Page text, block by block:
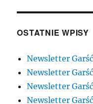
OSTATNIE WPISY
Newsletter
Newsletter
Newsletter
Newsletter